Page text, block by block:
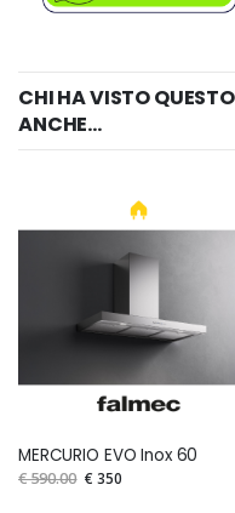
CHI HA VISTO
ANCHE...
MERCURIO EVO Inox 60
€ 590.00 € 350